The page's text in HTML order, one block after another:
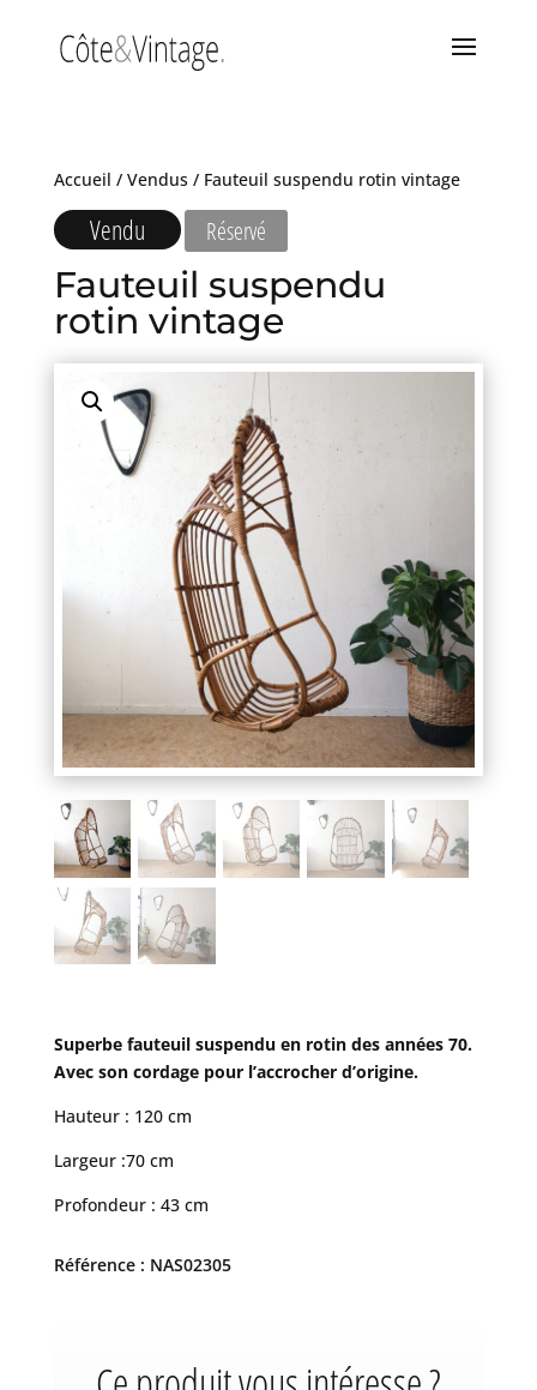
Accueil / Vendus/ Fauteuil suspendu rotin vintage
Vendu Réservé
Fauteuil suspendu
rotin vintage
Superbe fauteuil suspendu en rotin des années 70.
Avec son cordage pour l’accrocher d’origine.
Hauteur : 120 cm
Largeur :70 cm
Profondeur : 43 cm
Référence : NAS02305